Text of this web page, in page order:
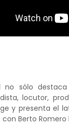
no sólo
locutor,
y presenta el
Berto